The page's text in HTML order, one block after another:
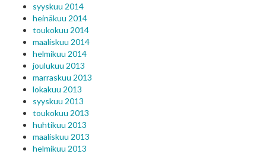
syyskuu 2014
heinäkuu 2014
toukokuu 2014
maaliskuu 2014
helmikuu 2014
joulukuu 2013
marraskuu 2013
lokakuu 2013
syyskuu 2013
toukokuu 2013
huhtikuu 2013
maaliskuu 2013
helmikuu 2013